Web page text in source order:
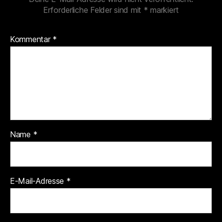
Erforderliche Felder sind mit * markiert
Kommentar *
Name *
E-Mail-Adresse *